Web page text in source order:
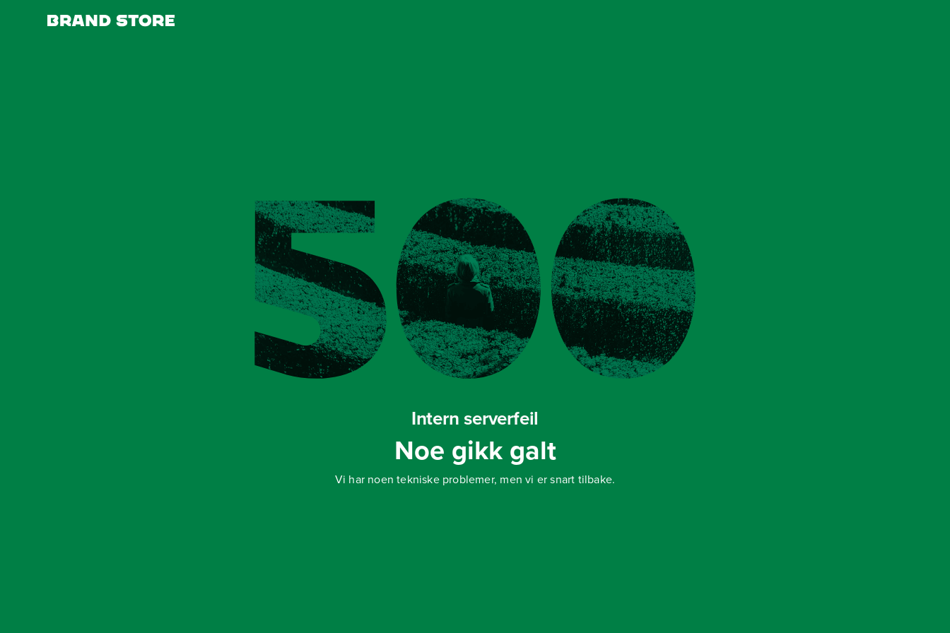
Intern serverfeil
Noe gikk galt
Vi har noen tekniske problemer, men vi er snart tilbake.